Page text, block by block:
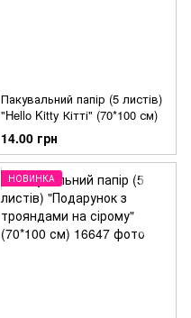
Пакувальний папір (5 листів)
"Hello Kitty Кітті" (70*100 см)
14.00 грн
НОВИНКА